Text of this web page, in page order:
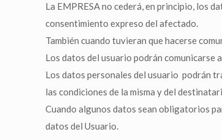
La EMPRESA no cederá, en principio, los
consentimiento expreso del afectado.
También cuando tuvieran que hacerse
Los datos del usuario podrán comunicarse
Los datos personales del usuario podrán
las condiciones de la misma y del
Cuando algunos datos sean obligatorios
datos del Usuario.